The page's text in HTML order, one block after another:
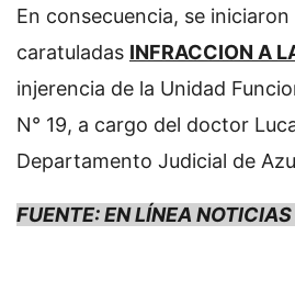
En consecuencia, se
caratuladas INFRACCION A
injerencia de la Unidad
N° 19, a cargo del doctor
Departamento Judicial de
FUENTE: EN LÍNEA